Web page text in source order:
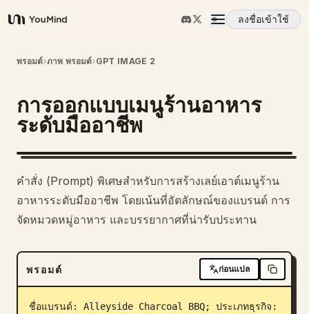
YouMind
ลงชื่อเข้าใช้
ภาพรวม
กรณีการใช้งาน
ทักษะ
พรอมต์
ดาวน์โหลด
พรอมต์›ภาพ พรอมต์›GPT IMAGE 2
การออกแบบเมนูร้านอาหาร
ระดับมืออาชีพ
คำสั่ง (Prompt) พิเศษสำหรับการสร้างเลย์เอาต์เมนูร้าน
อาหารระดับมืออาชีพ โดยเน้นที่อัตลักษณ์ของแบรนด์ การ
จัดหมวดหมู่อาหาร และบรรยากาศที่น่ารับประทาน
พรอมต์ ก่อนแปล
ชื่อแบรนด์: Alleyside Charcoal BBQ; ประเภทธุรกิจ: